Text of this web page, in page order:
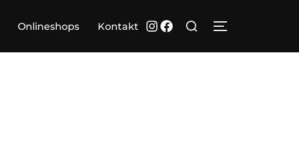
Onlineshops Kontakt Instagram
Facebook
Suchen